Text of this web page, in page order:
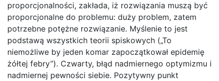
proporcjonalności, zakłada, iż rozwiązania muszą być
proporcjonalne do problemu: duży problem, zatem
potrzebne potężne rozwiązanie. Myślenie to jest
podstawą wszystkich teorii spiskowych („To
niemożliwe by jeden komar zapoczątkował epidemię
żółtej febry”). Czwarty, błąd nadmiernego optymizmu i
nadmiernej pewności siebie. Pozytywny punkt